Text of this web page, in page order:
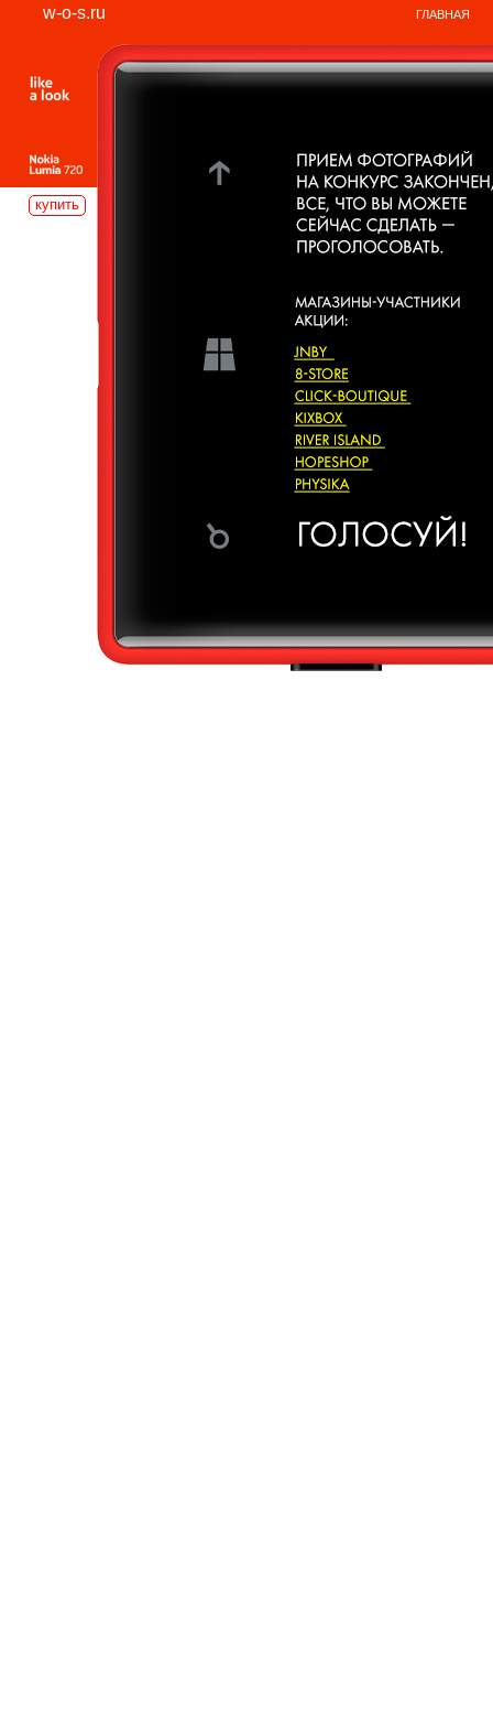
w-o-s.ru ГЛАВНАЯ
купить